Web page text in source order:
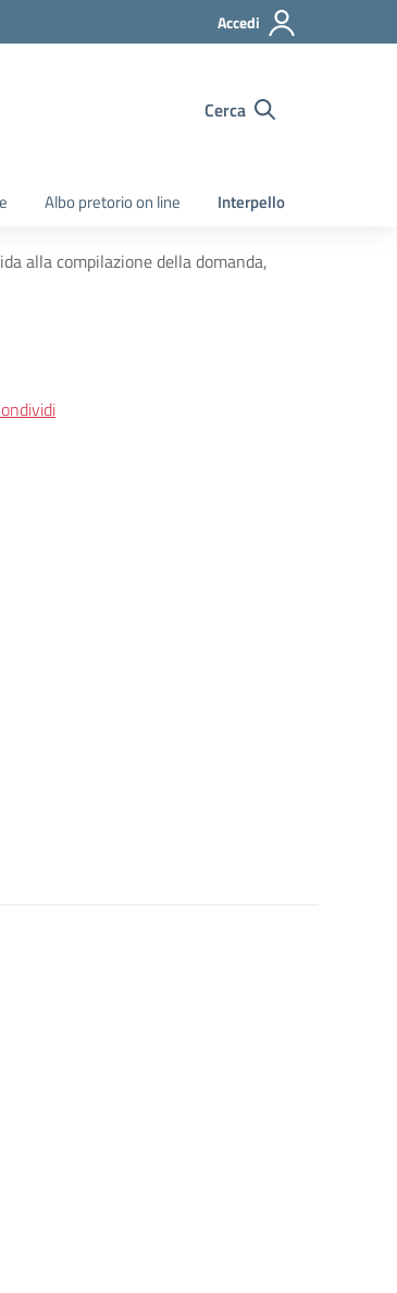
Accedi
Cerca
Albo pretorio on line Interpello
alla compilazione della domanda,